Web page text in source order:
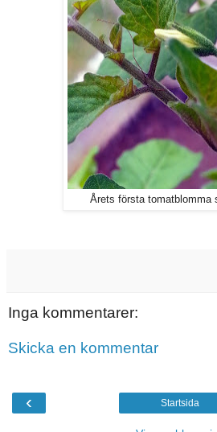
Årets första tomatblomma
Inga kommentarer:
Skicka en kommentar
‹ Startsida